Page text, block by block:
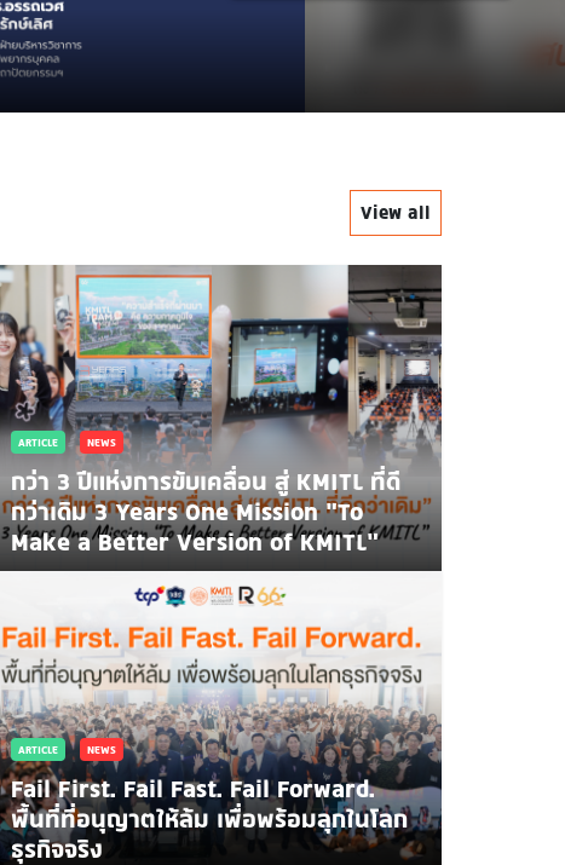
.
NEWS
เปิดแผน สจล.ปั้นคน-พลังงาน รับยุค AI สร้าง Data
View all
ARTICLE NEWS
กว่า 3 ปีแห่งการขับเคลื่อน สู่ KMITL ที่ดี
กว่าเดิม 3 Years One Mission “To
Make a Better Version of KMITL”
ARTICLE NEWS
Fail First. Fail Fast. Fail Forward.
พื้นที่ที่อนุญาตให้ล้ม เพื่อพร้อมลุกในโลก
ธุรกิจจริง